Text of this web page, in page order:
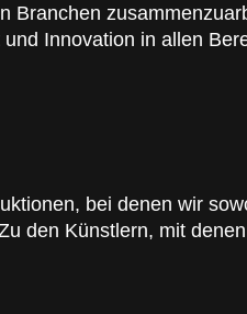
Branchen
Innovation in allen
bei denen wir
den Künstlern, mit